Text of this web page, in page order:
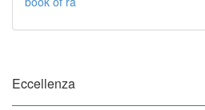
Eccellenza